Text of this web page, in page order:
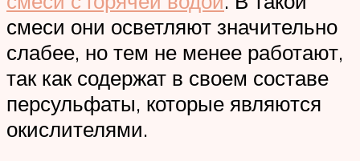
смеси они осветляют значительно
слабее, но тем не менее работают,
так как содержат в своем составе
персульфаты, которые являются
окислителями.